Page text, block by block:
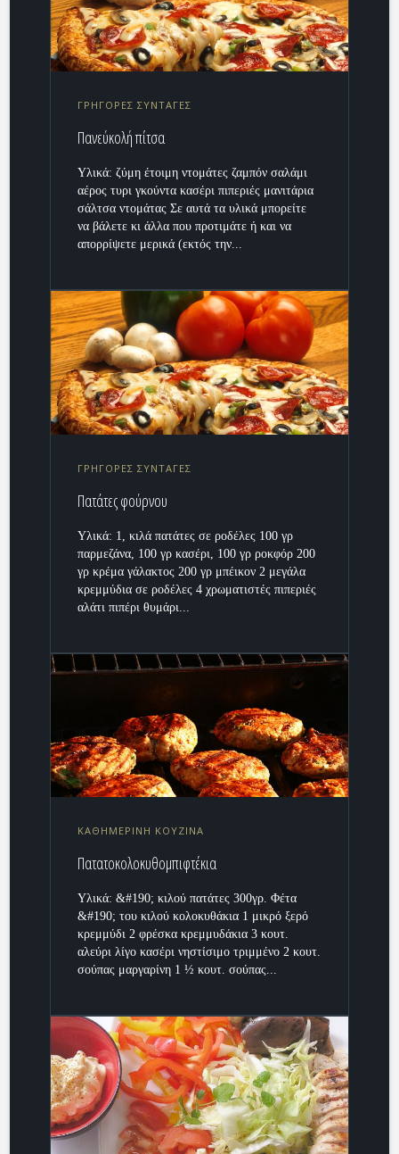
ΓΡΗΓΟΡΕΣ ΣΥΝΤΑΓΕΣ
Πανεύκολή πίτσα
Υλικά: ζύμη έτοιμη ντομάτες ζαμπόν σαλάμι
αέρος τυρι γκούντα κασέρι πιπεριές μανιτάρια
σάλτσα ντομάτας Σε αυτά τα υλικά μπορείτε
να βάλετε κι άλλα που προτιμάτε ή και να
απορρίψετε μερικά (εκτός την...
ΓΡΗΓΟΡΕΣ ΣΥΝΤΑΓΕΣ
Πατάτες φούρνου
Υλικά: 1, κιλά πατάτες σε ροδέλες 100 γρ
παρμεζάνα, 100 γρ κασέρι, 100 γρ ροκφόρ 200
γρ κρέμα γάλακτος 200 γρ μπέικον 2 μεγάλα
κρεμμύδια σε ροδέλες 4 χρωματιστές πιπεριές
αλάτι πιπέρι θυμάρι...
ΚΑΘΗΜΕΡΙΝΗ ΚΟΥΖΙΝΑ
Πατατοκολοκυθομπιφτέκια
Υλικά: &#190; κιλού πατάτες 300γρ. Φέτα
&#190; του κιλού κολοκυθάκια 1 μικρό ξερό
κρεμμύδι 2 φρέσκα κρεμμυδάκια 3 κουτ.
αλεύρι λίγο κασέρι νηστίσιμο τριμμένο 2 κουτ.
σούπας μαργαρίνη 1 ½ κουτ. σούπας...